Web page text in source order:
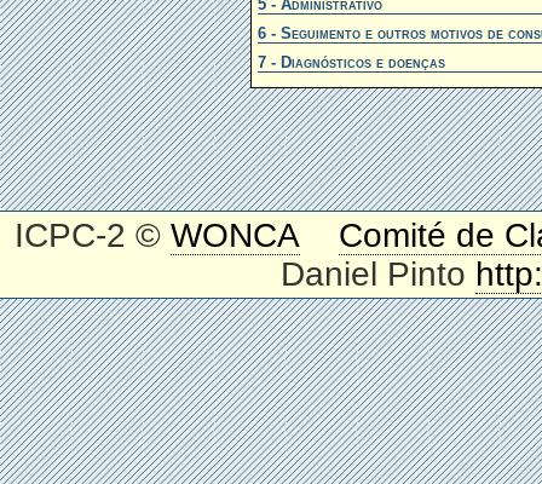
5 - Administrativo
6 - Seguimento e outros motivos de
7 - Diagnósticos e doenças
ICPC-2 ©WONCA
Comité de
Daniel Pinto